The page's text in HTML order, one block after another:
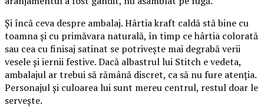
Și încă ceva despre ambalaj. Hârtia kraft caldă stă bine cu
toamna și cu primăvara naturală, în timp ce hârtia colorată
sau cea cu finisaj satinat se potrivește mai degrabă verii
vesele și iernii festive. Dacă albastrul lui Stitch e vedeta,
ambalajul ar trebui să rămână discret, ca să nu fure atenția.
Personajul și culoarea lui sunt mereu centrul, restul doar le
servește.